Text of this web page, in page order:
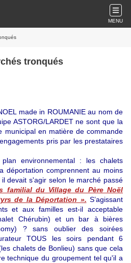
MENU
tronqués
made in ROUMANIE au nom de
ASTORG/LARDET ne sont que la
municipal en matière de commande
pris par les prestataires
environnemental : les chalets
déportation comprennent au moins
devait s'agir selon le marché passé
familial du Village du Père Noël
de la Déportation ». S’agissant
et aux familles est-il acceptable
Chérubin) et un bar à bières
? sans oublier des soirées
TOUS les soirs pendant 6
chalets de Bonlieu) sans que cela
technique du groupement tel qu'il a